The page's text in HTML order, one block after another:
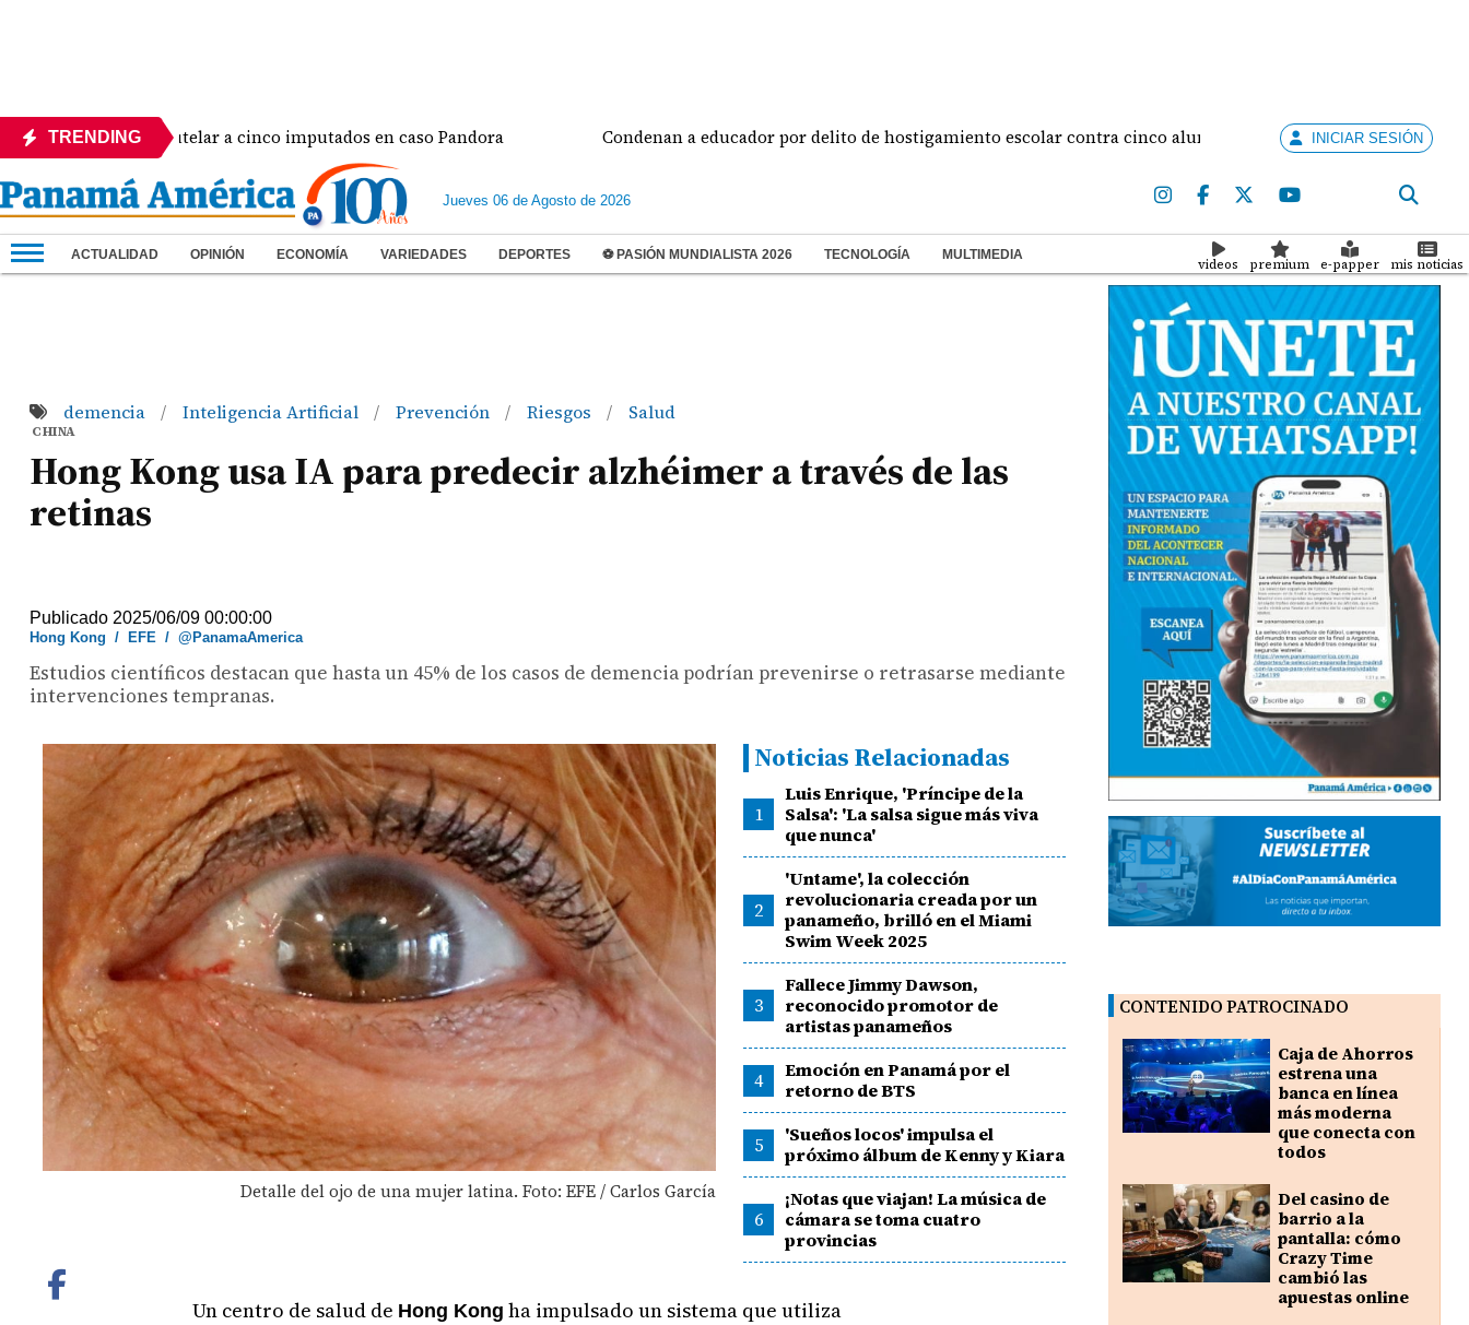
TRENDING
medida cautelar a cinco imputados en caso Pandora Condenan a educador por delito de hostigamiento escolar contra cinco alumnas Diego De Obaldía y
INICIAR SESIÓN
Jueves 06 de Agosto de 2026
ACTUALIDAD OPINIÓN ECONOMÍA VARIEDADES DEPORTES ⚽ PASIÓN MUNDIALISTA 2026 TECNOLOGÍA MULTIMEDIA
videos premium e-papper mis noticias
demencia / Inteligencia Artificial / Prevención / Riesgos / Salud
CHINA
Hong Kong usa IA para predecir alzhéimer a través de las
retinas
Publicado 2025/06/09 00:00:00
Hong Kong / EFE /@PanamaAmerica
Estudios científicos destacan que hasta un 45% de los casos de demencia podrían prevenirse o retrasarse mediante
intervenciones tempranas.
Detalle del ojo de una mujer latina. Foto: EFE / Carlos García
Noticias Relacionadas
1
Luis Enrique, 'Príncipe de la
Salsa': 'La salsa sigue más viva
que nunca'
2
'Untame', la colección
revolucionaria creada por un
panameño, brilló en el Miami
Swim Week 2025
3
Fallece Jimmy Dawson,
reconocido promotor de
artistas panameños
4
Emoción en Panamá por el
retorno de BTS
5
'Sueños locos' impulsa el
próximo álbum de Kenny y Kiara
6
¡Notas que viajan! La música de
cámara se toma cuatro
provincias
Un centro de salud de Hong Kong ha impulsado un sistema que utiliza
CONTENIDO PATROCINADO
Caja de Ahorros
estrena una
banca en línea
más moderna
que conecta con
todos
Del casino de
barrio a la
pantalla: cómo
Crazy Time
cambió las
apuestas online